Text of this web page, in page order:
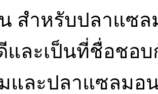
สำหรับปลาแซ
และเป็นที่ชื่อชอบ
และปลาแซลมอ